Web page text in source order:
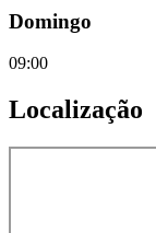
Domingo
09:00
Localização